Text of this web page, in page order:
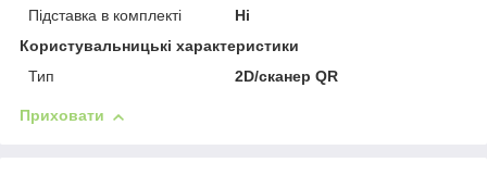
Підставка в комплекті
Ні
Користувальницькі характеристики
Тип
2D/сканер QR
Приховати